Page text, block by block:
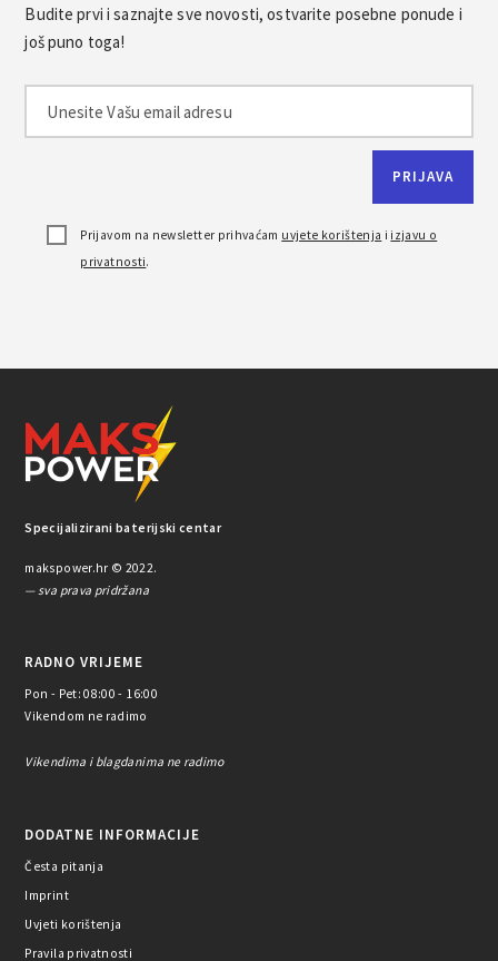
Budite prvi i saznajte sve novosti, ostvarite posebne ponude i
još puno toga!
Prijavom na newsletter prihvaćam uvjete korištenja i izjavu o
privatnosti.
Specijalizirani baterijski centar
makspower.hr © 2022.
— sva prava pridržana
RADNO VRIJEME
Pon - Pet: 08:00 - 16:00
Vikendom ne radimo
Vikendima i blagdanima ne radimo
DODATNE INFORMACIJE
Česta pitanja
Imprint
Uvjeti korištenja
Pravila privatnosti